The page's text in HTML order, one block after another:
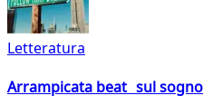
Letteratura
Arrampicata beat sul